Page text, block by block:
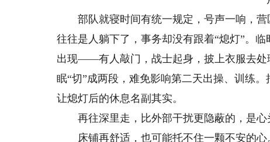
部队就寝时间有统一规定，号声一响，营
往往是人躺下了，事务却没有跟着“熄灯”。
出现——有人敲门，战士起身，披上衣服去处
眠“切”成两段，难免影响第二天出操、训练
让熄灯后的休息名副其实。
再往深里走，比外部干扰更隐蔽的，是心
床铺再舒适，也可能托不住一颗不安的心